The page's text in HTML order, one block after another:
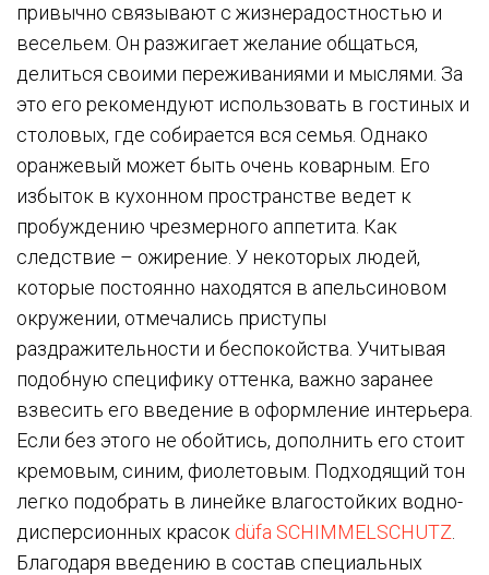
привычно связывают с жизнерадостностью и
весельем. Он разжигает желание общаться,
делиться своими переживаниями и мыслями. За
это его рекомендуют использовать в гостиных и
столовых, где собирается вся семья. Однако
оранжевый может быть очень коварным. Его
избыток в кухонном пространстве ведет к
пробуждению чрезмерного аппетита. Как
следствие – ожирение. У некоторых людей,
которые постоянно находятся в апельсиновом
окружении, отмечались приступы
раздражительности и беспокойства. Учитывая
подобную специфику оттенка, важно заранее
взвесить его введение в оформление интерьера.
Если без этого не обойтись, дополнить его стоит
кремовым, синим, фиолетовым. Подходящий тон
легко подобрать в линейке влагостойких водно-
дисперсионных красок düfa SCHIMMELSCHUTZ
Благодаря введению в состав специальных